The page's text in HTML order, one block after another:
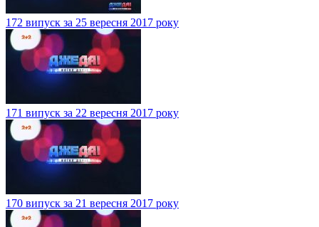
172 випуск за 25 вересня 2017 року
171 випуск за 22 вересня 2017 року
170 випуск за 21 вересня 2017 року